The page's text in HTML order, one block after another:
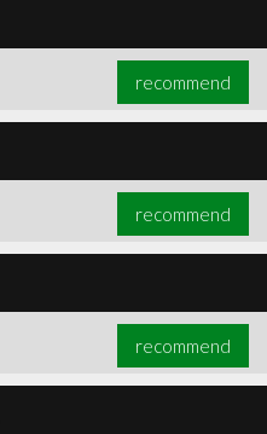
recommend
recommend
recommend